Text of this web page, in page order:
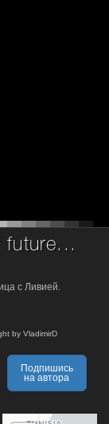
future...
с Ливией.
by VladimirD
Подпишись
на автора